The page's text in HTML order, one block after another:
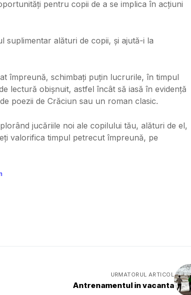
pentru copii de a se implica în acțiuni
suplimentar alături de copii, și ajută-i la
împreună, schimbați puțin lucrurile, în timpul
lectură obișnuit, astfel încât să iasă în evidență
poezii de Crăciun sau un roman clasic.
jucăriile noi ale copilului tău, alături de el,
valorifica timpul petrecut împreună, pe
URMATORUL ARTICOL
Antrenamentul in vacanta